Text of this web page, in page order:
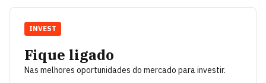
Fique ligado
Nas melhores oportunidades do mercado para investir.
INVEST